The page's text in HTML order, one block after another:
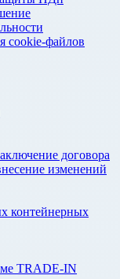
cookie-файлов
договора
изменений
контейнерных
TRADE-IN